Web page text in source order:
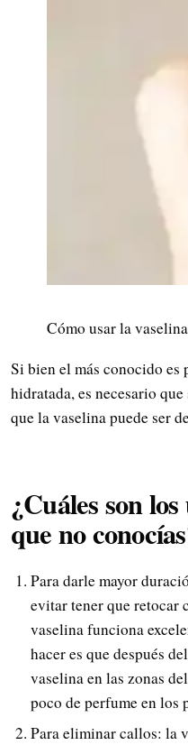
Cómo usar la
Si bien el más conocido es
hidratada, es necesario
que la vaselina puede ser
¿Cuáles son
que no
Para darle mayor
evitar tener que retocar
vaselina funciona
hacer es que después
vaselina en las zonas
poco de perfume en los
Para eliminar callos: la